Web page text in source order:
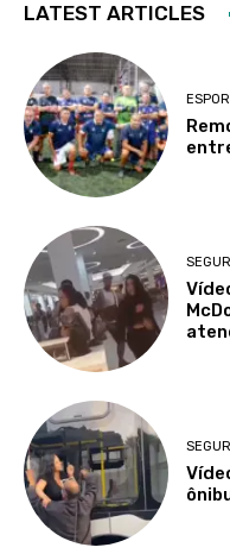
LATEST ARTICLES